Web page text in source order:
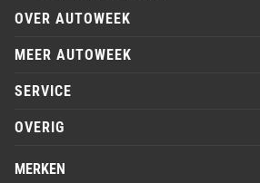
OVER AUTOWEEK
MEER AUTOWEEK
SERVICE
OVERIG
MERKEN